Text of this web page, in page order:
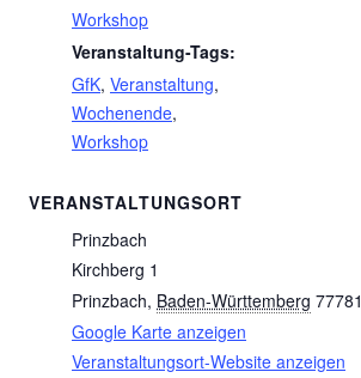
Workshop
Veranstaltung-Tags:
GfK, Veranstaltung,
Wochenende,
Workshop
VERANSTALTUNGSORT
Prinzbach
Kirchberg 1
Prinzbach, Baden-Württemberg 77781
Google Karte anzeigen
Veranstaltungsort-Website anzeigen